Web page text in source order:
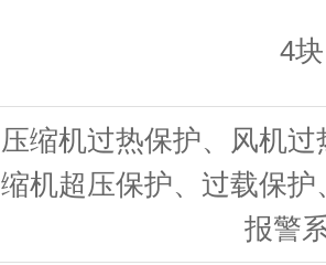
4块
压缩机过热保护、风机
缩机超压保护、过载保
报警